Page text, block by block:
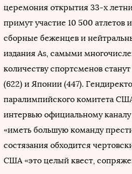
церемония открытия 33-х
примут участие 10 500
сборные беженцев и
издания As, самыми
количеству спортсменов
(622) и Японии (447).
паралимпийского комитета
интервью официальному
«иметь большую команду
состязания обходится
США «это целый квест,